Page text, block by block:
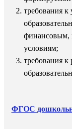
требования
финансовым,
условиям;
требования к
ФГОС